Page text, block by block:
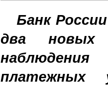
Банк
два новых
платежных